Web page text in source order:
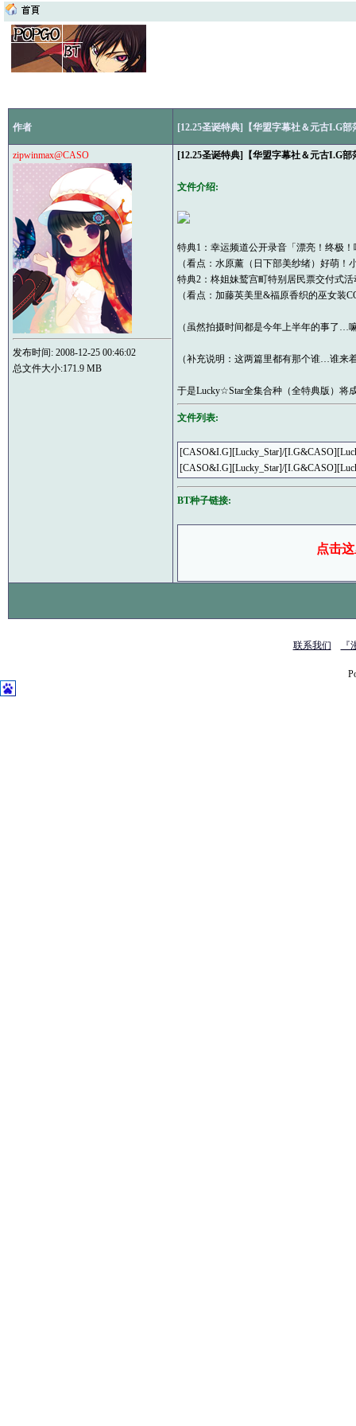
作者 [12.25圣诞特典]【华盟字幕社＆元古I.G
zipwinmax@CASO
发布时间: 2008-12-25 00:46:02
总文件大小:171.9 MB
[12.25圣诞特典]【华盟字幕社＆元古I.G
文件介绍:
特典1：幸运频道公开录音「漂亮！终极
（看点：水原薰（日下部美纱绪）好萌
特典2：柊姐妹鹫宫町特别居民票交付式活
（看点：加藤英美里&福原香织的巫女装
（虽然拍摄时间都是今年上半年的事了…
（补充说明：这两篇里都有那个谁…谁来
于是Lucky☆Star全集合种（全特典版）
文件列表:
[CASO&I.G][Lucky_Star]/
[CASO&I.G][Lucky_Star]/
BT种子链接:
点击
联系我们